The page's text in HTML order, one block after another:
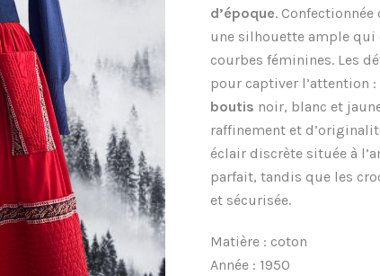
d’époque.
une silhouette ample qui
courbes féminines. Les
pour captiver l’attention
boutis noir, blanc et
raffinement et
éclair discrète située à
parfait, tandis que les
et sécurisée.
Matière : coton
Année : 1950